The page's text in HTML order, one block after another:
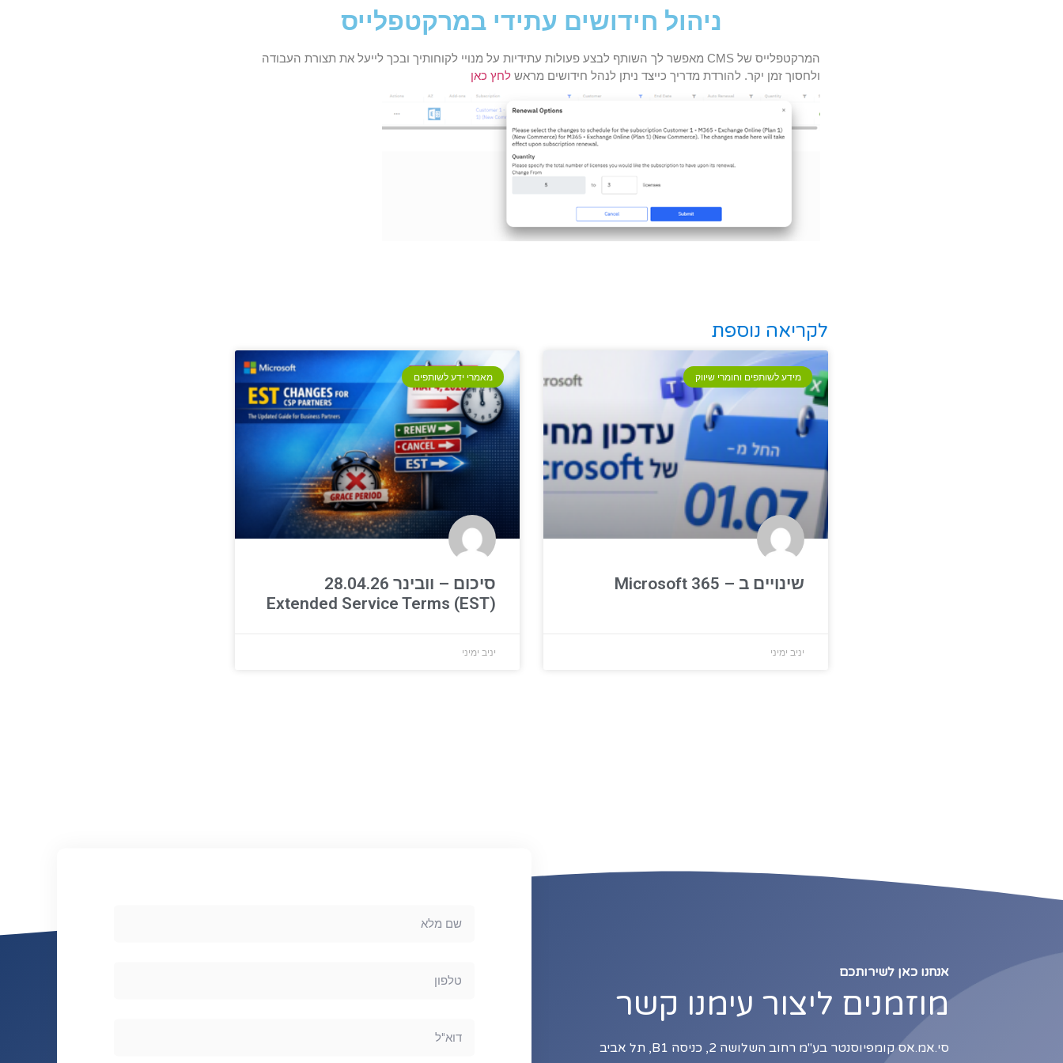
ניהול חידושים עתידי במרקטפלייס
המרקטפלייס של CMS מאפשר לך השותף לבצע פעולות עתידיות על מנויי לקוחותיך ובכך לייעל את תצורת העבודה
ולחסוך זמן יקר. להורדת מדריך כייצד ניתן לנהל חידושים מראש לחץ כאן
לקריאה נוספת
מידע לשותפים וחומרי שיווק
שינויים ב – Microsoft 365
יניב ימיני
מאמרי ידע לשותפים
סיכום – וובינר 28.04.26
Extended Service Terms (EST)
יניב ימיני
אנחנו כאן לשירותכם
מוזמנים ליצור עימנו קשר
סי.אמ.אס קומפיוסנטר בע"מ רחוב השלושה 2, כניסה B1, תל אביב